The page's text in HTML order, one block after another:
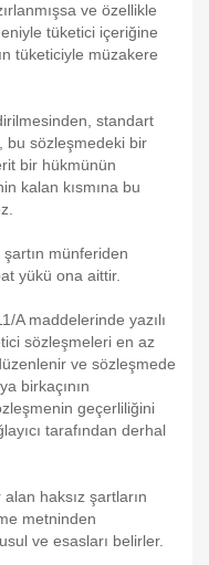
ve özellikle
tüketici içeriğine
tüketiciyle müzakere
standart
bu sözleşmedeki bir
bir hükmünün
kalan kısmına bu
şartın münferiden
yükü ona aittir.
A maddelerinde yazılı
sözleşmeleri en az
ve sözleşmede
birkaçının
geçerliliğini
tarafından derhal
haksız şartların
metninden
ve esasları belirler.